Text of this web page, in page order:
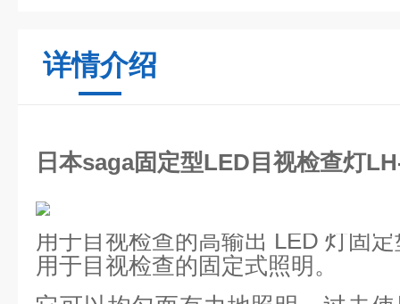
详情介绍
日本saga固定型LED目视检查灯
用于目视检查的高输出 LED 灯固定
用于目视检查的固定式照明。